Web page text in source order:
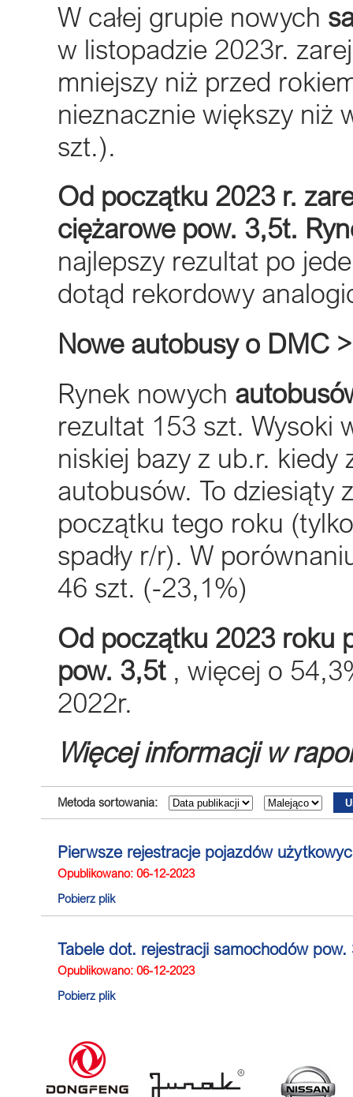
W całej grupie nowych
w listopadzie 2023r.
mniejszy niż przed
nieznacznie większy niż
szt.).
Od początku 2023 r.
ciężarowe pow. 3,5t.
najlepszy rezultat po
dotąd rekordowy
Nowe autobusy o DMC
Rynek nowych
rezultat 153 szt. Wysoki
niskiej bazy z ub.r.
autobusów. To dziesiąty
początku tego roku
spadły r/r). W
46 szt. (-23,1%)
Od początku 2023 roku
pow. 3,5t, więcej o
2022r.
Więcej informacji w
Metoda sortowania:
Pierwsze rejestracje pojazdów
Opublikowano: 06-12-2023
Pobierz plik
Tabele dot. rejestracji samochodów
Opublikowano: 06-12-2023
Pobierz plik